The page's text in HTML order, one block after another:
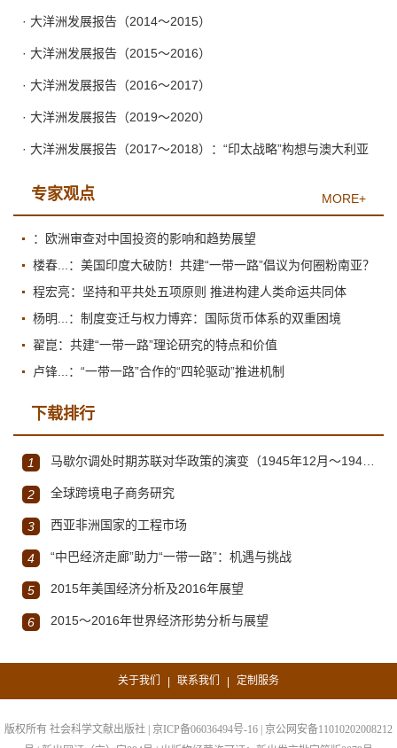
· 大洋洲发展报告（2014～2015）
· 大洋洲发展报告（2015～2016）
· 大洋洲发展报告（2016～2017）
· 大洋洲发展报告（2019～2020）
· 大洋洲发展报告（2017～2018）：“印太战略”构想与澳大利亚
专家观点 MORE+
：欧洲审查对中国投资的影响和趋势展望
楼春...：美国印度大破防！共建“一带一路”倡议为何圈粉南亚？
程宏亮：坚持和平共处五项原则 推进构建人类命运共同体
杨明...：制度变迁与权力博弈：国际货币体系的双重困境
翟崑：共建“一带一路”理论研究的特点和价值
卢锋...：“一带一路”合作的“四轮驱动”推进机制
下载排行
1 马歇尔调处时期苏联对华政策的演变（1945年12月～1947年1月）
2 全球跨境电子商务研究
3 西亚非洲国家的工程市场
4 “中巴经济走廊”助力“一带一路”：机遇与挑战
5 2015年美国经济分析及2016年展望
6 2015～2016年世界经济形势分析与展望
关于我们 | 联系我们 | 定制服务
版权所有 社会科学文献出版社 | 京ICP备06036494号-16 | 京公网安备11010202008212